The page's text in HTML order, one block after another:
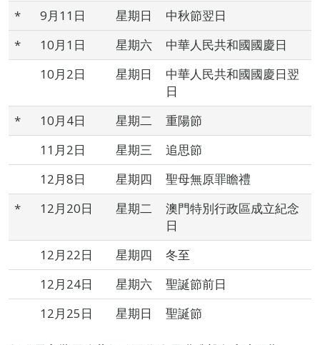
*
9月11日 星期日
中秋節翌日
*
10月1日 星期六
中華人民共和國國慶日
10月2日
星期日
中華人民共和國國慶日翌
日
*
10月4日 星期二
重陽節
11月2日
星期三
追思節
12月8日
星期四
聖母無原罪瞻禮
*
12月20日 星期二
澳門特別行政區成立紀念
日
12月22日
星期四
冬至
12月24日
星期六
聖誕節前日
12月25日
星期日 聖誕節